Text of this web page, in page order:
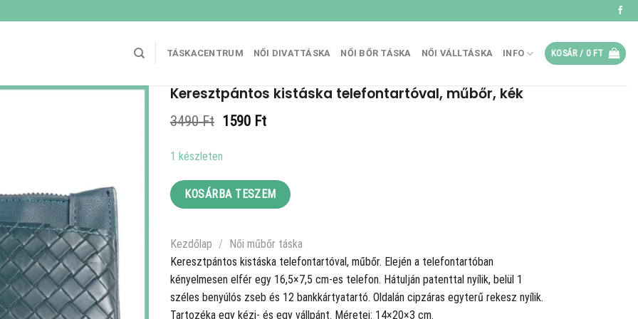
TÁSKACENTRUM NŐI DIVATTÁSKA NŐI BŐR TÁSKA NŐI VÁLLTÁSKA INFO KOSÁR / 0 FT
Keresztpántos kistáska telefontartóval, műbőr, kék
3490Ft Original
3490 Ft.
1590 FtCurrent
1 készleten
KOSÁRBA TESZEM
Kezdőlap / Női műbőr táska
Keresztpántos kistáska telefontartóval, műbőr. Elején a telefontartóban
kényelmesen elfér egy 16,5×7,5 cm-es telefon. Hátulján patenttal nyílik, belül 1
széles benyúlós zseb és 12 bankkártyatartó. Oldalán cipzáras egyterű rekesz nyílik.
Tartozéka egy kézi- és egy vállpánt. Méretei: 14×20×3 cm.